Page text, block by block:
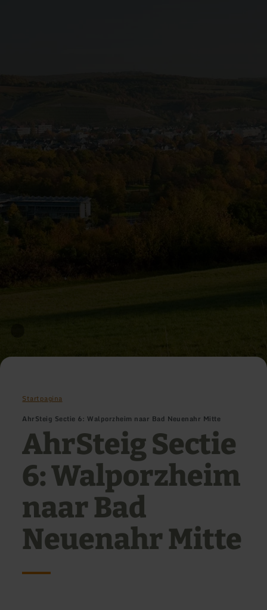
Startpagina
AhrSteig Sectie 6: Walporzheim naar Bad Neuenahr Mitte
AhrSteig Sectie
6: Walporzheim
naar Bad
Neuenahr Mitte